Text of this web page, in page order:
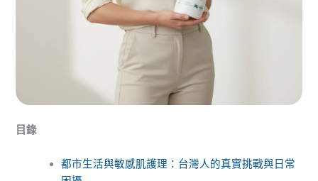
目錄
都市生活與敏感肌護理：台灣人的真實挑戰與日常